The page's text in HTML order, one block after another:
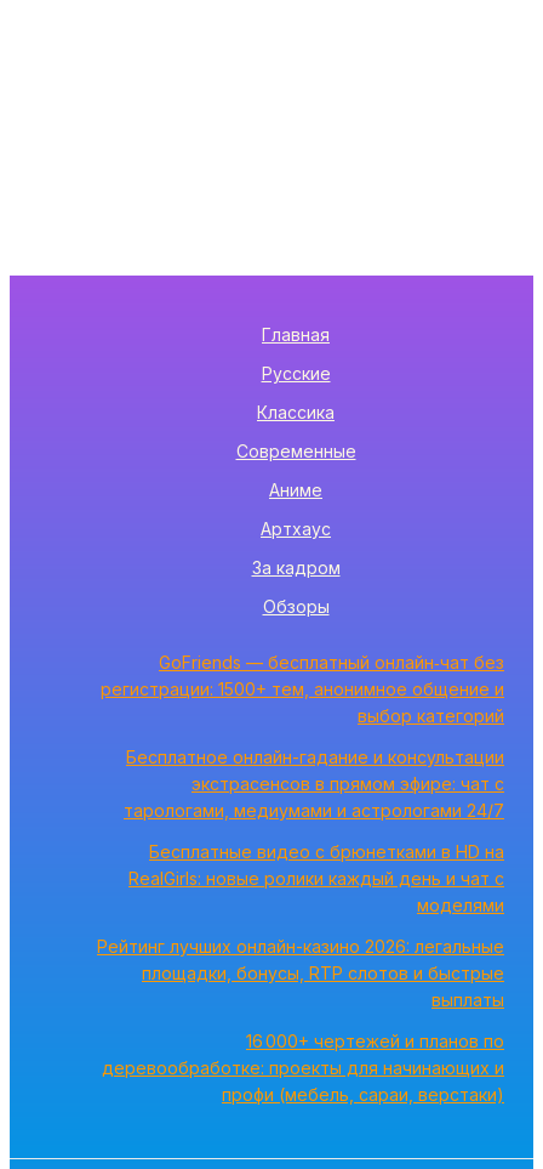
Главная
Русские
Классика
Современные
Аниме
Артхаус
За кадром
Обзоры
GoFriends — бесплатный онлайн‑чат без
регистрации: 1500+ тем, анонимное общение и
выбор категорий
Бесплатное онлайн-гадание и консультации
экстрасенсов в прямом эфире: чат с
тарологами, медиумами и астрологами 24/7
Бесплатные видео с брюнетками в HD на
RealGirls: новые ролики каждый день и чат с
моделями
Рейтинг лучших онлайн-казино 2026: легальные
площадки, бонусы, RTP слотов и быстрые
выплаты
16 000+ чертежей и планов по
деревообработке: проекты для начинающих и
профи (мебель, сараи, верстаки)